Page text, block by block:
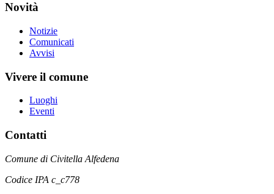
Novità
Notizie
Comunicati
Avvisi
Vivere il comune
Luoghi
Eventi
Contatti
Comune di Civitella Alfedena
Codice IPA c_c778